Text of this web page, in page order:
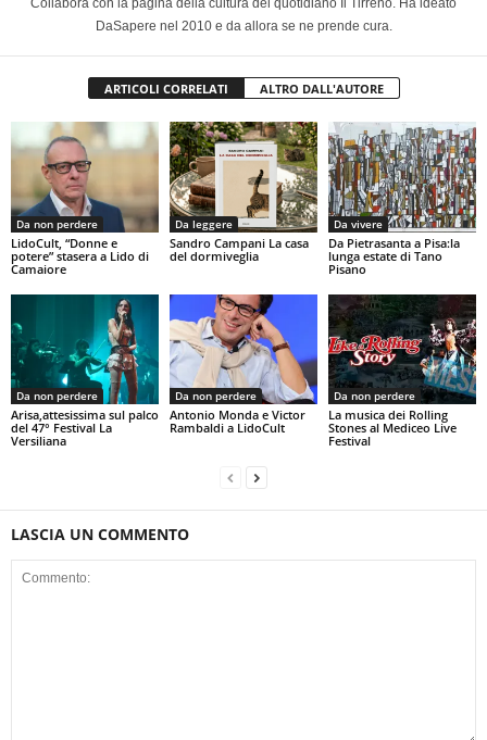
Collabora con la pagina della cultura del quotidiano Il Tirreno. Ha ideato
DaSapere nel 2010 e da allora se ne prende cura.
ARTICOLI CORRELATI ALTRO DALL'AUTORE
Da non perdere
LidoCult, “Donne e
potere” stasera a Lido di
Camaiore
Da leggere
Sandro Campani La casa
del dormiveglia
Da vivere
Da Pietrasanta a Pisa:la
lunga estate di Tano
Pisano
Da non perdere
Arisa,attesissima sul palco
del 47° Festival La
Versiliana
Da non perdere
Antonio Monda e Victor
Rambaldi a LidoCult
Da non perdere
La musica dei Rolling
Stones al Mediceo Live
Festival
LASCIA UN COMMENTO